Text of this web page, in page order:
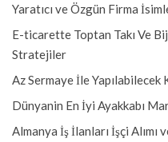
Yaratıcı ve Özgün Firma
E-ticarette Toptan Takı Ve
Stratejiler
Az Sermaye İle Yapılabilecek
Dünyanin En İyi Ayakkabı
Almanya İş İlanları İşçi Alımı